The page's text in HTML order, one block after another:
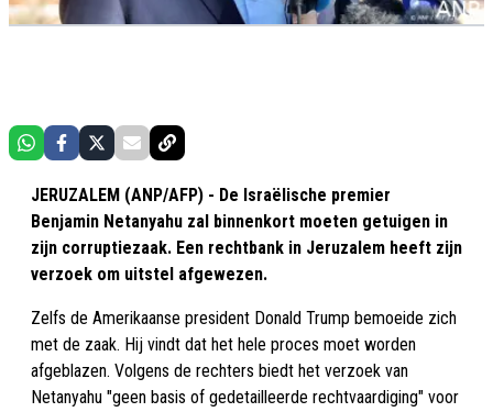
JERUZALEM (ANP/AFP) - De Israëlische premier
Benjamin Netanyahu zal binnenkort moeten getuigen in
zijn corruptiezaak. Een rechtbank in Jeruzalem heeft zijn
verzoek om uitstel afgewezen.
Zelfs de Amerikaanse president Donald Trump bemoeide zich
met de zaak. Hij vindt dat het hele proces moet worden
afgeblazen. Volgens de rechters biedt het verzoek van
Netanyahu "geen basis of gedetailleerde rechtvaardiging" voor